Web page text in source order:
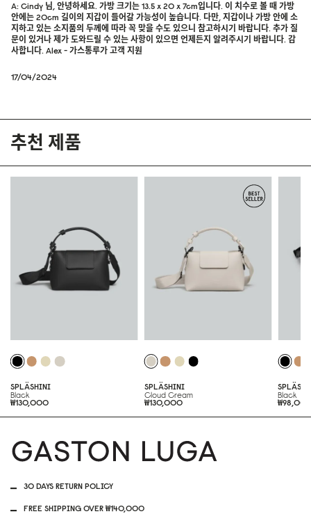
A: Cindy 님, 안녕하세요. 가방 크기는 13.5 x 20 x 7cm입니다. 이 치수로 볼 때 가방
안에는 20cm 길이의 지갑이 들어갈 가능성이 높습니다. 다만, 지갑이나 가방 안에 소
지하고 있는 소지품의 두께에 따라 꼭 맞을 수도 있으니 참고하시기 바랍니다. 추가 질
문이 있거나 제가 도와드릴 수 있는 사항이 있으면 언제든지 알려주시기 바랍니다. 감
사합니다. Alex - 가스통루가 고객 지원
17/04/2024
추천 제품
SPLÄSHINI
Black
₩130,000
SPLÄSHINI
Cloud Cream
₩130,000
SPLÄSH
Black
30 DAYS RETURN POLICY
FREE SHIPPING OVER ₩140,000